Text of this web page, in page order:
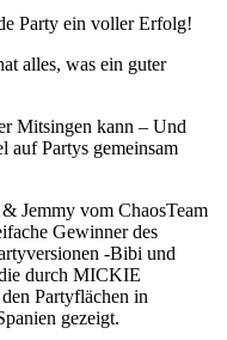
Party ein voller Erfolg!
alles, was ein guter
Mitsingen kann – Und
auf Partys gemeinsam
Jemmy vom ChaosTeam
Gewinner des
-Bibi und
durch MICKIE
Partyflächen in
gezeigt.